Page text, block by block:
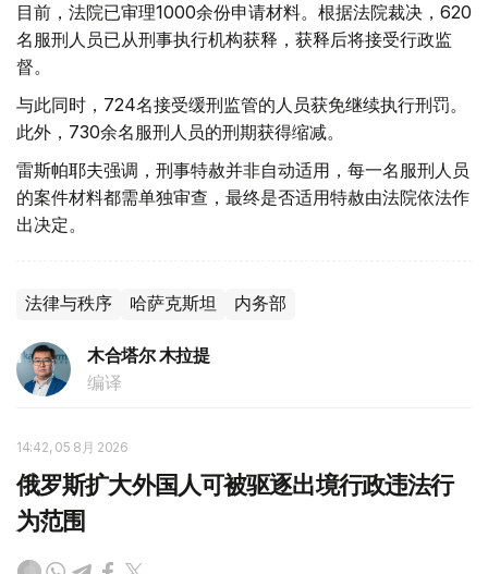
目前，法院已审理1000余份申请材料。根据法院裁决，620
名服刑人员已从刑事执行机构获释，获释后将接受行政监
督。
与此同时，724名接受缓刑监管的人员获免继续执行刑罚。
此外，730余名服刑人员的刑期获得缩减。
雷斯帕耶夫强调，刑事特赦并非自动适用，每一名服刑人员
的案件材料都需单独审查，最终是否适用特赦由法院依法作
出决定。
法律与秩序 哈萨克斯坦 内务部
木合塔尔 木拉提
编译
14:42, 05 8月 2026
俄罗斯扩大外国人可被驱逐出境行政违法行
为范围